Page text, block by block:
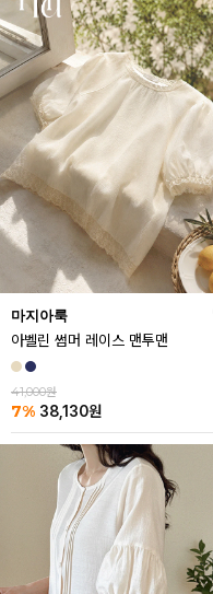
마지아룩
아벨린 썸머 레이스 맨투맨
41,000원
7% 38,130원